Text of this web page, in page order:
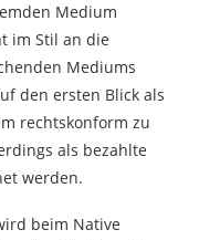
Medium
im Stil an die
Mediums
den ersten Blick als
rechtskonform zu
als bezahlte
werden.
beim Native